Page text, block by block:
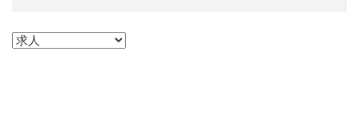
カテゴリー